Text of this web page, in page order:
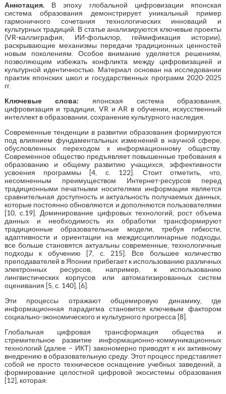
Аннотация. В эпоху глобальной цифровизации японская
система образования демонстрирует уникальный пример
гармоничного сочетания технологических инноваций и
культурных традиций. В статье анализируются ключевые проекты
(VR-каллиграфия, ИИ-фольклор, геймификация истории),
раскрывающие механизмы передачи традиционных ценностей
новым поколениям. Особое внимание уделяется решениям,
позволяющим избежать конфликта между цифровизацией и
культурной идентичностью. Материал основан на исследовании
практик японских школ и государственных программ 2020-2025
гг.
Ключевые слова: японская система образования,
цифровизация и традиции, VR и AR в обучении, искусственный
интеллект в образовании, сохранение культурного наследия.
Современные тенденции в развитии образования формируются
под влиянием фундаментальных изменений в научной сфере,
обусловленных переходом к информационному обществу.
Современное общество предъявляет повышенные требования к
образованию и общему развитию учащихся, эффективности
усвоения программы [4, с. 122]. Стоит отметить, что,
несомненным преимуществом Интернет-ресурсов перед
традиционными печатными носителями информации является
сравнительная доступность и актуальность получаемых данных,
которые постоянно обновляются и дополняются пользователями
[10, c.19]. Доминирование цифровых технологий, рост объема
данных и необходимость их обработки трансформируют
традиционные образовательные модели, требуя гибкости,
адаптивности и ориентации на междисциплинарные подходы,
все больше становятся актуальны современные, технологичные
подходы к обучению [7, с. 215]. Все большее количество
преподавателей в Японии прибегает к использованию различных
электронных ресурсов, например, к использованию
лингвистических корпусов или автоматизированных систем
оценивания [5, с. 140], [6].
Эти процессы отражают общемировую динамику, где
информационная парадигма становится ключевым фактором
социально-экономического и культурного прогресса [8].
Глобальная цифровая трансформация общества и
стремительное развитие информационно-коммуникационных
технологий (далее – ИКТ) закономерно приводят к их активному
внедрению в образовательную среду. Этот процесс представляет
собой не просто техническое оснащение учебных заведений, а
формирование целостной цифровой экосистемы образования
[12], которая: